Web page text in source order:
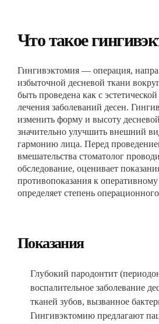
Что такое
Гингивэктомия — операция,
избыточной десневой ткани
быть проведена как с
лечения заболеваний десен.
изменить форму и высоту
значительно улучшить внешний
гармонию лица. Перед
вмешательства стоматолог
обследование, оценивает
противопоказания к оперативному
определяет степень
Показания
Глубокий пародонтит
воспалительное заболевание
тканей зубов, вызванное
Гингивэктомию предлагают